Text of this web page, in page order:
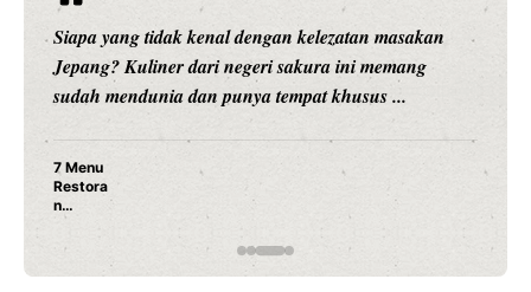
Siapa yang tidak kenal dengan kelezatan masakan
Jepang? Kuliner dari negeri sakura ini memang
sudah mendunia dan punya tempat khusus ...
7 Menu
Restora
n
Jepang
yang
Dicoba,